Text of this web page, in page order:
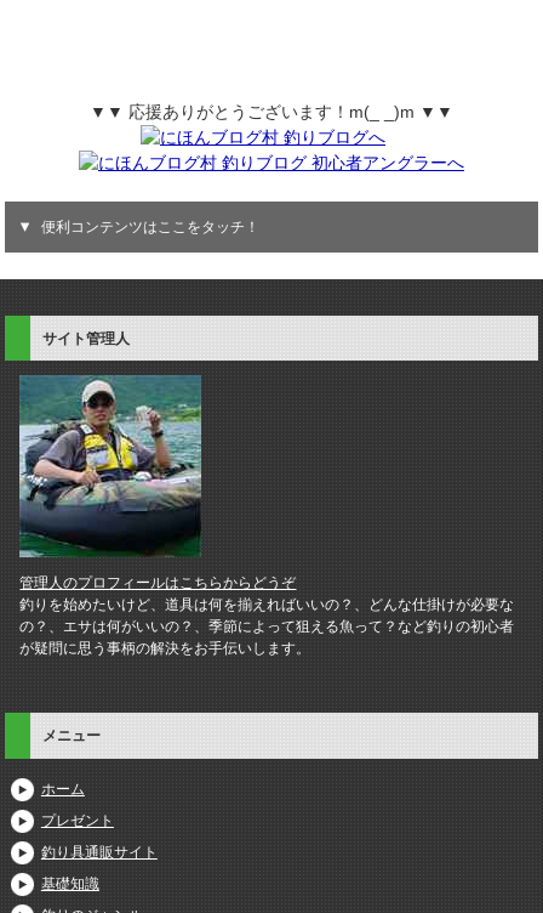
▼▼ 応援ありがとうございます！m(_ _)m ▼▼
便利コンテンツはここをタッチ！
サイト管理人
管理人のプロフィールはこちらからどうぞ
釣りを始めたいけど、道具は何を揃えればいいの？、どんな仕掛けが必要な
の？、エサは何がいいの？、季節によって狙える魚って？など釣りの初心者
が疑問に思う事柄の解決をお手伝いします。
メニュー
ホーム
プレゼント
釣り具通販サイト
基礎知識